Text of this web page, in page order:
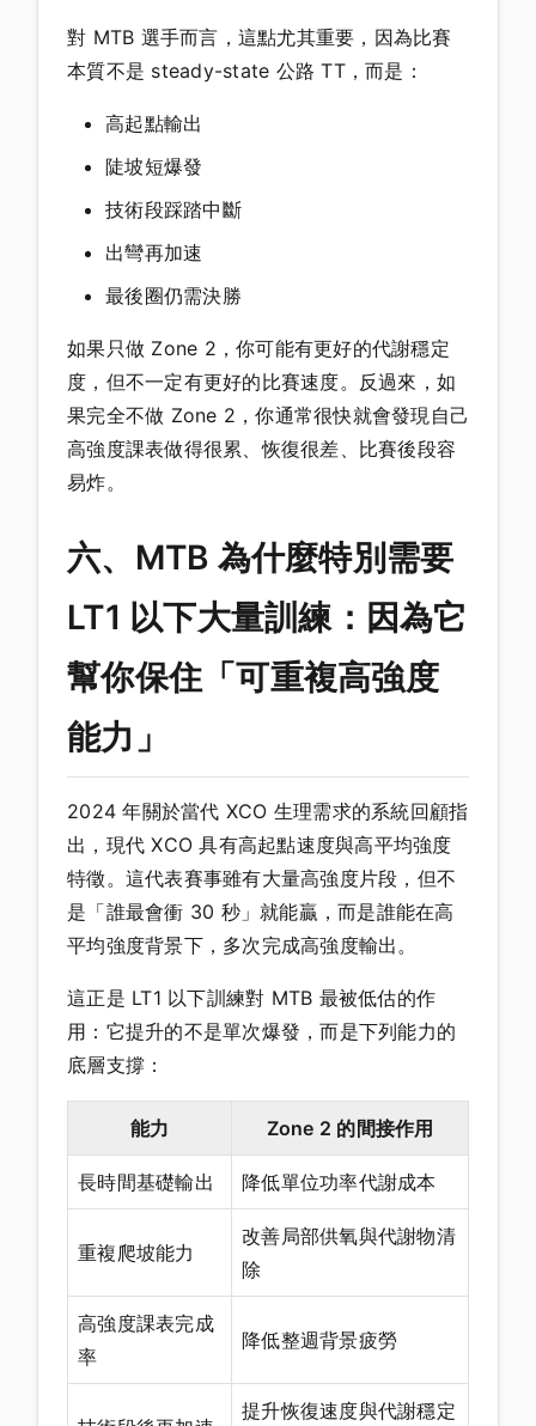
對 MTB 選手而言，這點尤其重要，因為比賽
本質不是 steady-state 公路 TT，而是：
高起點輸出
陡坡短爆發
技術段踩踏中斷
出彎再加速
最後圈仍需決勝
如果只做 Zone 2，你可能有更好的代謝穩定
度，但不一定有更好的比賽速度。反過來，如
果完全不做 Zone 2，你通常很快就會發現自己
高強度課表做得很累、恢復很差、比賽後段容
易炸。
六、MTB 為什麼特別需要
LT1 以下大量訓練：因為它
幫你保住「可重複高強度
能力」
2024 年關於當代 XCO 生理需求的系統回顧指
出，現代 XCO 具有高起點速度與高平均強度
特徵。這代表賽事雖有大量高強度片段，但不
是「誰最會衝 30 秒」就能贏，而是誰能在高
平均強度背景下，多次完成高強度輸出。
這正是 LT1 以下訓練對 MTB 最被低估的作
用：它提升的不是單次爆發，而是下列能力的
底層支撐：
能力 Zone 2 的間接作用
長時間基礎輸出 降低單位功率代謝成本
重複爬坡能力
改善局部供氧與代謝物清
除
高強度課表完成
率
降低整週背景疲勞
提升恢復速度與代謝穩定